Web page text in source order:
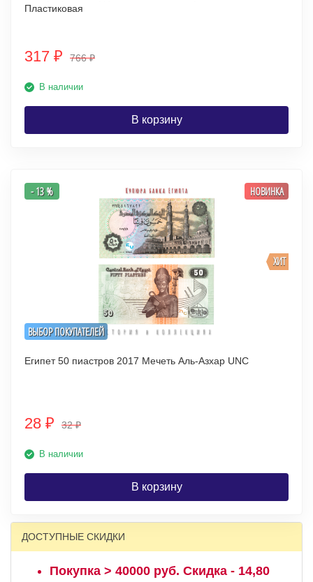
Пластиковая
317 ₽ 766₽
В наличии
В корзину
ВЫБОР ПОКУПАТЕЛЕЙ
ХИТ
- 13 % НОВИНКА
Египет 50 пиастров 2017 Мечеть Аль-Азхар UNC
28 ₽ 32₽
В наличии
В корзину
ДОСТУПНЫЕ СКИДКИ
Покупка > 40000 руб. Скидка - 14,80